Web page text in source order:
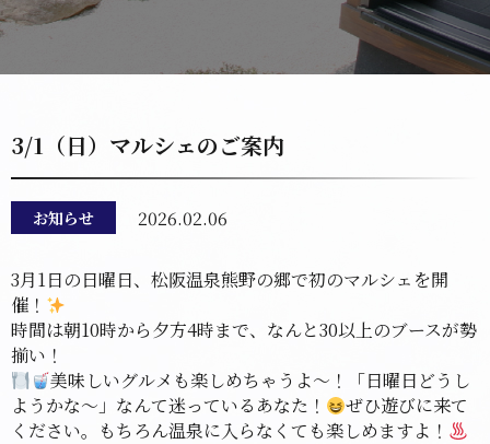
3/1（日）マルシェのご案内
お知らせ 2026.02.06
3月1日の日曜日、松阪温泉熊野の郷で初のマルシェを開
催！
時間は朝10時から夕方4時まで、なんと30以上のブースが勢
揃い！
美味しいグルメも楽しめちゃうよ〜！「日曜日どうし
ようかな〜」なんて迷っているあなた！
ぜひ遊びに来て
ください。もちろん温泉に入らなくても楽しめますよ！